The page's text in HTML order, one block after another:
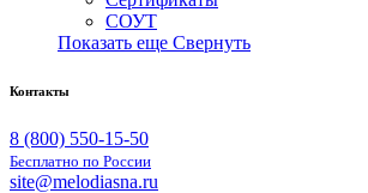
СОУТ
Показать еще Свернуть
Контакты
8 (800) 550-15-50
Бесплатно по России
site@melodiasna.ru